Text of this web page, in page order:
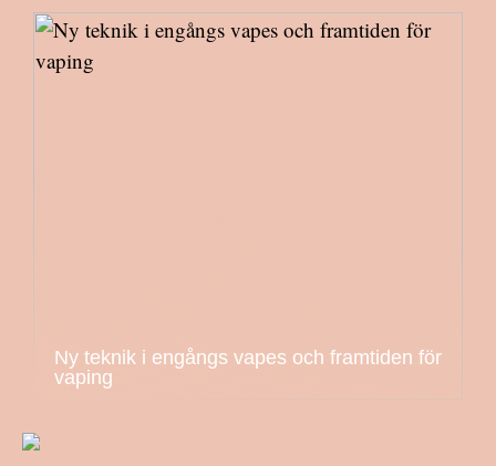
Ny teknik i engångs vapes och framtiden för
vaping